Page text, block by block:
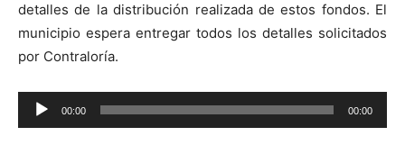
detalles de la distribución realizada de estos fondos. El
municipio espera entregar todos los detalles solicitados
por Contraloría.
Reproductor
de
00:00 00:00